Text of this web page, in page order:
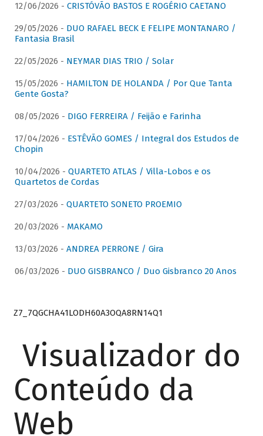
12/06/2026 - CRISTÓVÃO BASTOS E ROGÉRIO CAETANO
29/05/2026 - DUO RAFAEL BECK E FELIPE MONTANARO /
Fantasia Brasil
22/05/2026 - NEYMAR DIAS TRIO / Solar
15/05/2026 - HAMILTON DE HOLANDA / Por Que Tanta
Gente Gosta?
08/05/2026 - DIGO FERREIRA / Feijão e Farinha
17/04/2026 - ESTÊVÃO GOMES / Integral dos Estudos de
Chopin
10/04/2026 - QUARTETO ATLAS / Villa-Lobos e os
Quartetos de Cordas
27/03/2026 - QUARTETO SONETO PROEMIO
20/03/2026 - MAKAMO
13/03/2026 - ANDREA PERRONE / Gira
06/03/2026 - DUO GISBRANCO / Duo Gisbranco 20 Anos
Z7_7QGCHA41LODH60A3OQA8RN14Q1
Visualizador do
Conteúdo da
Web